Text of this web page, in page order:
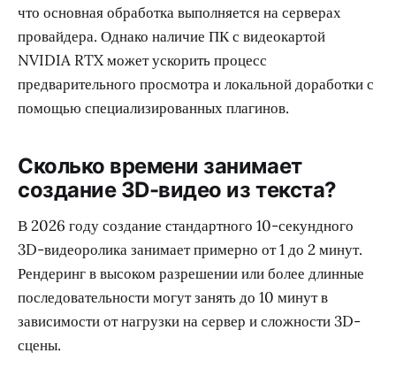
что основная обработка выполняется на серверах
провайдера. Однако наличие ПК с видеокартой
NVIDIA RTX может ускорить процесс
предварительного просмотра и локальной доработки с
помощью специализированных плагинов.
Сколько времени занимает
создание 3D-видео из текста?
В 2026 году создание стандартного 10-секундного
3D-видеоролика занимает примерно от 1 до 2 минут.
Рендеринг в высоком разрешении или более длинные
последовательности могут занять до 10 минут в
зависимости от нагрузки на сервер и сложности 3D-
сцены.